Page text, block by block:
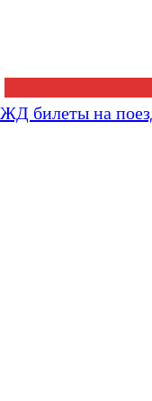
ЖД билеты на